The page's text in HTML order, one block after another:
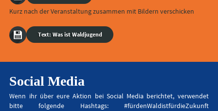
Kurz nach der Veranstaltung zusammen mit Bildern verschicken
Text: Was ist Waldjugend
Social Media
Wenn ihr über eure Aktion bei Social Media berichtet, verwendet
bitte folgende Hashtags: #fürdenWaldistfürdieZukunft